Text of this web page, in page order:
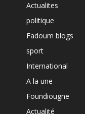
Actualites
politique
Fadoum blogs
sport
International
A la une
Foundiougne
Actualité